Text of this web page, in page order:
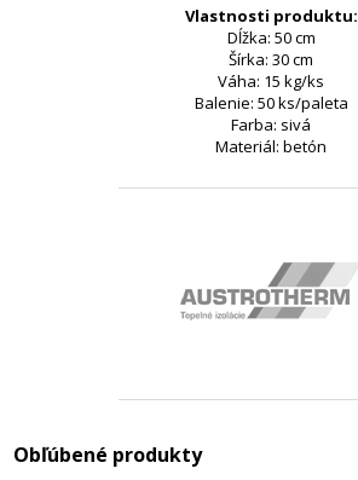
Vlastnosti produktu:
Dĺžka: 50 cm
Šírka: 30 cm
Váha: 15 kg/ks
Balenie: 50 ks/paleta
Farba: sivá
Materiál: betón
Obľúbené produkty